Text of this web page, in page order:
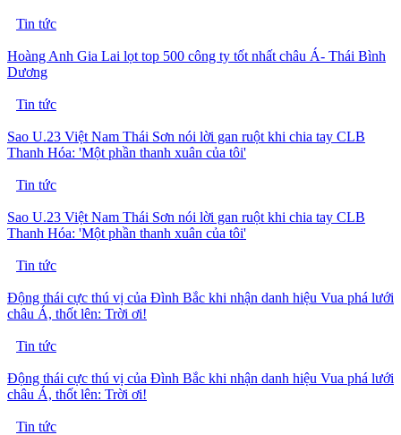
Tin tức
Hoàng Anh Gia Lai lọt top 500 công ty tốt nhất châu Á- Thái Bình
Dương
Tin tức
Sao U.23 Việt Nam Thái Sơn nói lời gan ruột khi chia tay CLB
Thanh Hóa: 'Một phần thanh xuân của tôi'
Tin tức
Sao U.23 Việt Nam Thái Sơn nói lời gan ruột khi chia tay CLB
Thanh Hóa: 'Một phần thanh xuân của tôi'
Tin tức
Động thái cực thú vị của Đình Bắc khi nhận danh hiệu Vua phá lưới
châu Á, thốt lên: Trời ơi!
Tin tức
Động thái cực thú vị của Đình Bắc khi nhận danh hiệu Vua phá lưới
châu Á, thốt lên: Trời ơi!
Tin tức